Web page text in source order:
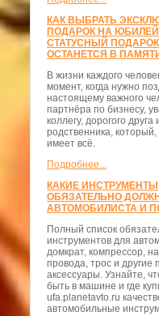
КАК ВЫБРАТЬ
ПОДАРОК НА
СТАТУСНЫЙ
ОСТАНЕТСЯ В
В жизни каждого
момент, когда нужно
настоящему важного
партнёра по бизнесу,
коллегу, дорогого друга
родственника, который,
имеет всё.
Подробнее...
КАКИЕ ИНСТРУМЕНТЫ
ОБЯЗАТЕЛЬНО
АВТОМОБИЛИСТА И
Полный список
инструментов для
домкрат, компрессор,
провода, трос и другие
аксессуары. Узнайте,
быть в машине и где
ufa.planetavto.ru
автомобильные